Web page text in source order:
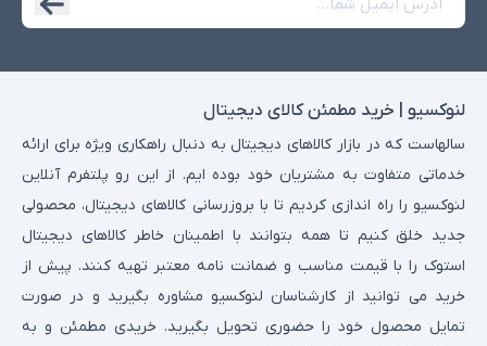
لنوکسیو | خرید مطمئن کالای دیجیتال
سالهاست که در بازار کالاهای دیجیتال به دنبال راهکاری ویژه برای ارائه
خدماتی متفاوت به مشتریان خود بوده ایم. از این رو پلتفرم آنلاین
لنوکسیو را راه اندازی کردیم تا با بروزرسانی کالاهای دیجیتال، محصولی
جدید خلق کنیم تا همه بتوانند با اطمینان خاطر کالاهای دیجیتال
استوک را با قیمت مناسب و ضمانت نامه معتبر تهیه کنند. پیش از
خرید می توانید از کارشناسان لنوکسیو مشاوره بگیرید و در صورت
تمایل محصول خود را حضوری تحویل بگیرید. خریدی مطمئن و به